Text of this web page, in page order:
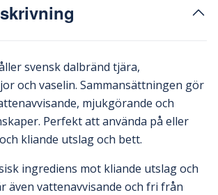
svensk dalbränd tjära,
och vaselin. Sammansättningen gör
mjukgörande och
Perfekt att använda på eller
kliande utslag och bett.
ingrediens mot kliande utslag och
även vattenavvisande och fri från